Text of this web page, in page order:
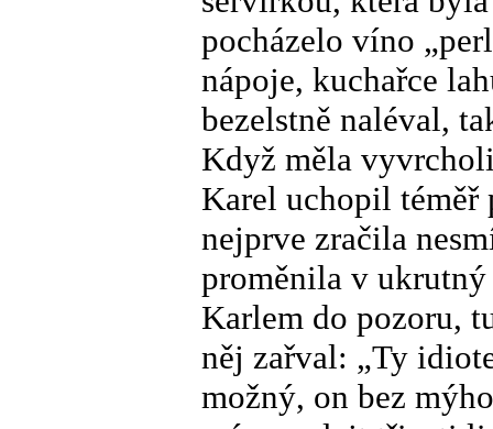
pocházelo víno
nápoje, kuchařce
bezelstně naléval,
Když měla
Karel uchopil téměř
nejprve zračila
proměnila v ukrutný
Karlem do pozoru,
něj zařval: „Ty
možný, on bez